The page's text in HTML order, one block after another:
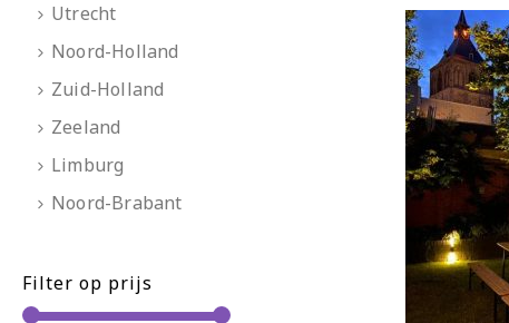
Utrecht
Noord-Holland
Zuid-Holland
Zeeland
Limburg
Noord-Brabant
Filter op prijs